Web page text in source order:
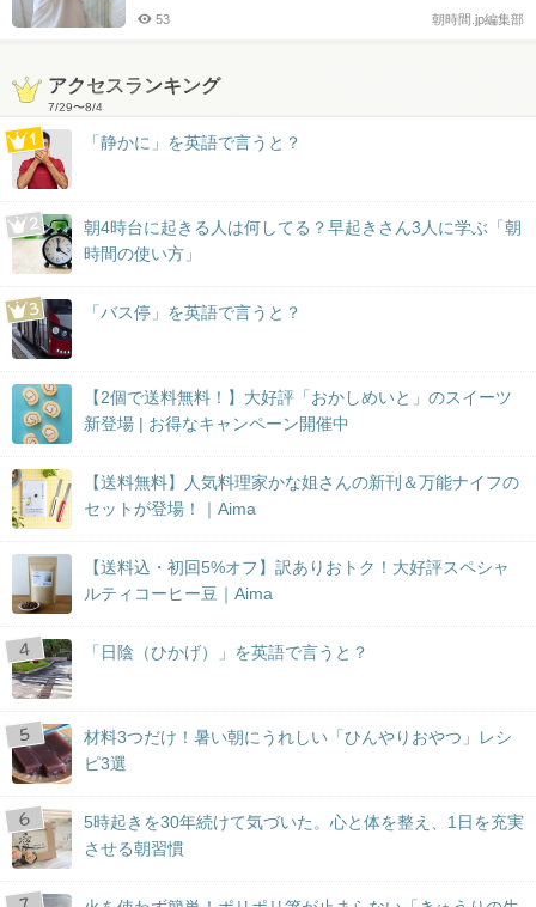
朝時間.jp編集部
53
アクセスランキング
7/29〜8/4
「静かに」を英語で言うと？
朝4時台に起きる人は何してる？早起きさん3人に学ぶ「朝
時間の使い方」
「バス停」を英語で言うと？
【2個で送料無料！】大好評「おかしめいと」のスイーツ
新登場 | お得なキャンペーン開催中
【送料無料】人気料理家かな姐さんの新刊＆万能ナイフの
セットが登場！｜Aima
【送料込・初回5%オフ】訳ありおトク！大好評スペシャ
ルティコーヒー豆｜Aima
「日陰（ひかげ）」を英語で言うと？
材料3つだけ！暑い朝にうれしい「ひんやりおやつ」レシ
ピ3選
5時起きを30年続けて気づいた。心と体を整え、1日を充実
させる朝習慣